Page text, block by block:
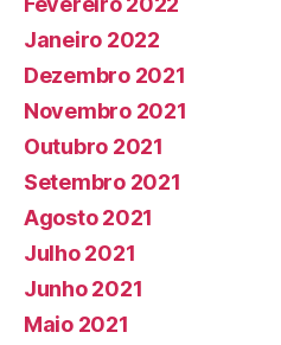
Janeiro 2022
Dezembro 2021
Novembro 2021
Outubro 2021
Setembro 2021
Agosto 2021
Julho 2021
Junho 2021
Maio 2021